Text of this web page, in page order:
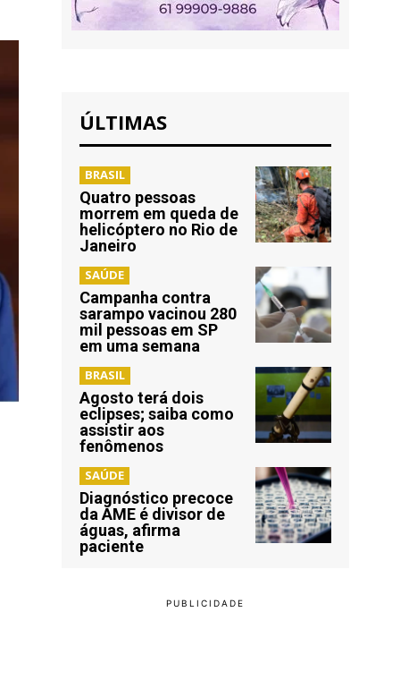
ÚLTIMAS
BRASIL
Quatro pessoas
morrem em queda de
helicóptero no Rio de
Janeiro
SAÚDE
Campanha contra
sarampo vacinou 280
mil pessoas em SP
em uma semana
BRASIL
Agosto terá dois
eclipses; saiba como
assistir aos
fenômenos
SAÚDE
Diagnóstico precoce
da AME é divisor de
águas, afirma
paciente